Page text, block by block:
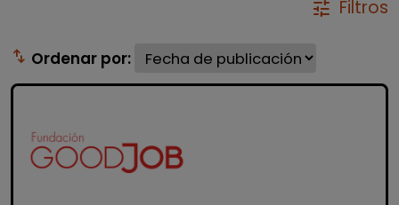
tune Filtros
swap_vert Ordenar por: